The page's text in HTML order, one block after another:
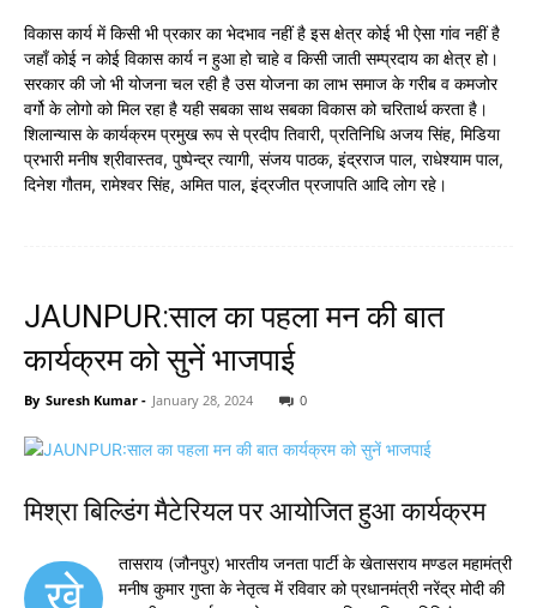
विकास कार्य में किसी भी प्रकार का भेदभाव नहीं है इस क्षेत्र कोई भी ऐसा गांव नहीं है
जहाँ कोई न कोई विकास कार्य न हुआ हो चाहे व किसी जाती सम्प्रदाय का क्षेत्र हो।
सरकार की जो भी योजना चल रही है उस योजना का लाभ समाज के गरीब व कमजोर
वर्गो के लोगो को मिल रहा है यही सबका साथ सबका विकास को चरितार्थ करता है।
शिलान्यास के कार्यक्रम प्रमुख रूप से प्रदीप तिवारी, प्रतिनिधि अजय सिंह, मिडिया
प्रभारी मनीष श्रीवास्तव, पुष्पेन्द्र त्यागी, संजय पाठक, इंद्रराज पाल, राधेश्याम पाल,
दिनेश गौतम, रामेश्वर सिंह, अमित पाल, इंद्रजीत प्रजापति आदि लोग रहे।
JAUNPUR:साल का पहला मन की बात
कार्यक्रम को सुनें भाजपाई
By Suresh Kumar - January 28, 2024 0
मिश्रा बिल्डिंग मैटेरियल पर आयोजित हुआ कार्यक्रम
तासराय (जौनपुर) भारतीय जनता पार्टी के खेतासराय मण्डल महामंत्री
मनीष कुमार गुप्ता के नेतृत्व में रविवार को प्रधानमंत्री नरेंद्र मोदी की